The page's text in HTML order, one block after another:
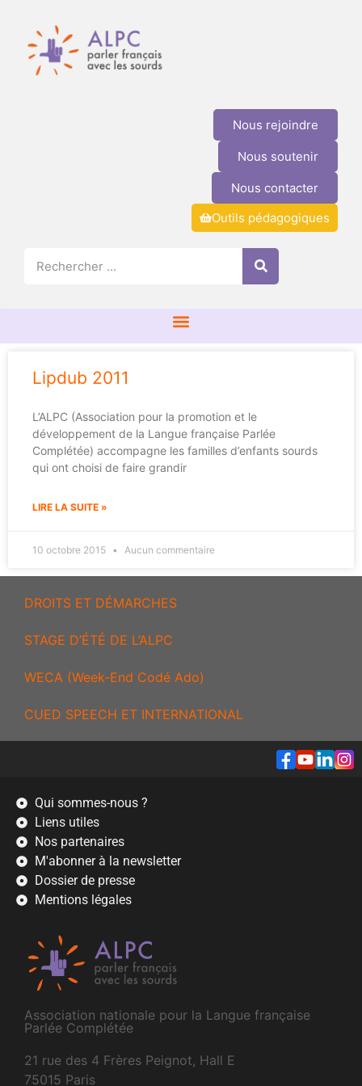
Nous rejoindre
Nous soutenir
Nous contacter
Outils pédagogiques
Lipdub 2011
L’ALPC (Association pour la promotion et le
développement de la Langue française Parlée
Complétée) accompagne les familles d’enfants sourds
qui ont choisi de faire grandir
LIRE LA SUITE »
10 octobre 2015 Aucun commentaire
DROITS ET DÉMARCHES
STAGE D’ÉTÉ DE L’ALPC
WECA (Week-End Codé Ado)
CUED SPEECH ET INTERNATIONAL
Association nationale pour la Langue française
Parlée Complétée
21 rue des 4 Frères Peignot, Hall E
75015 Paris
Qui sommes-nous ?
Liens utiles
Nos partenaires
M'abonner à la newsletter
Dossier de presse
Mentions légales